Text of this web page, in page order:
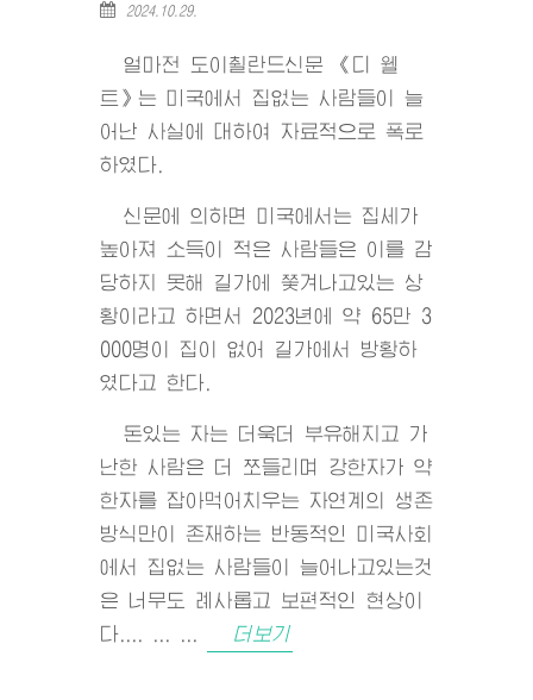
2024.10.29.
얼마전 도이췰란드신문 《디 웰
트》는 미국에서 집없는 사람들이 늘
어난 사실에 대하여 자료적으로 폭로
하였다.
신문에 의하면 미국에서는 집세가
높아져 소득이 적은 사람들은 이를 감
당하지 못해 길가에 쫓겨나고있는 상
황이라고 하면서 2023년에 약 65만 3
000명이 집이 없어 길가에서 방황하
였다고 한다.
돈있는 자는 더욱더 부유해지고 가
난한 사람은 더 쪼들리며 강한자가 약
한자를 잡아먹어치우는 자연계의 생존
방식만이 존재하는 반동적인 미국사회
에서 집없는 사람들이 늘어나고있는것
은 너무도 례사롭고 보편적인 현상이
다.... ... ...
더보기